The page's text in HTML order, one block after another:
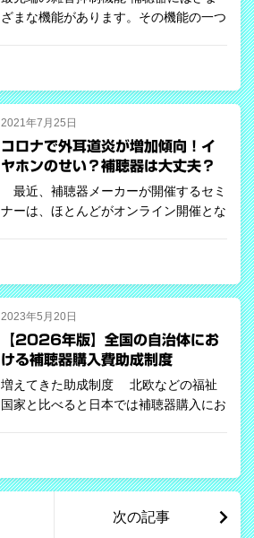
ざまな機能があります。その機能の一つ
実は、雑音抑制機能だけでも6種類あり
ます。…
2021年7月25日
コロナで外耳道炎が増加傾向！イ
ヤホンのせい？補聴器は大丈夫？
最近、補聴器メーカーが開催するセミ
ナーは、ほとんどがオンライン開催とな
聴者のケアについて学ぶことが出来まし
た。…
2023年5月20日
【2026年版】全国の自治体にお
ける補聴器購入費助成制度
増えてきた助成制度 北欧などの福祉
国家と比べると日本では補聴器購入にお
承認され、少しづつですが助成の範囲が
次の記事